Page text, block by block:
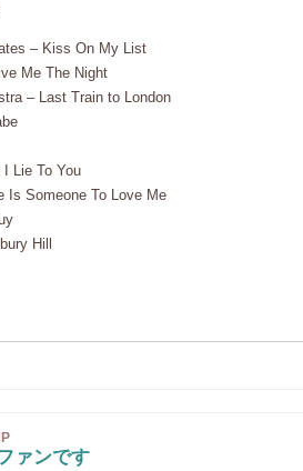
– Kiss On My List
Me The Night
– Last Train to London
Lie To You
Is Someone To Love Me
Hill
ァンです